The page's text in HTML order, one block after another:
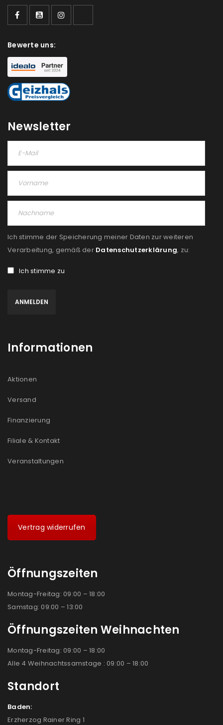
deine E-Mail-Adresse gesendet.
NEWSLETTER ABONNIEREN
Please select all the ways you would like to hear from
us
Ich stimme zu
Bewerte uns:
Newsletter
Ich stimme der Speicherung meiner Daten zur weiteren
Verarbeitung, gemäß der Datenschutzerklärung, zu:
Ich stimme zu
Informationen
Aktionen
Versand
Finanzierung
Filiale & Kontakt
Veranstaltungen
Vertrag widerrufen
Öffnungszeiten
Montag-Freitag: 09:00 – 18:00
Samstag: 09:00 – 13:00
Öffnungszeiten Weihnachten
Montag-Freitag: 09:00 – 18:00
Alle 4 Weihnachtssamstage : 09:00 – 18:00
Standort
Baden:
Erzherzog Rainer Ring 1